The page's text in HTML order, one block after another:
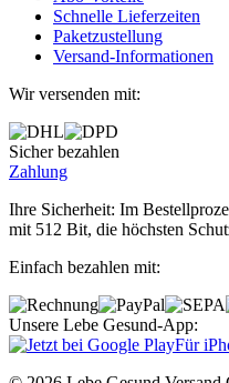
Schnelle Lieferzeiten
Paketzustellung
Versand‐Informationen
Wir versenden mit:
Sicher bezahlen
Zahlung
Ihre Sicherheit: Im
mit 512 Bit, die höchsten
Einfach bezahlen mit:
Unsere Lebe Gesund-App:
Für